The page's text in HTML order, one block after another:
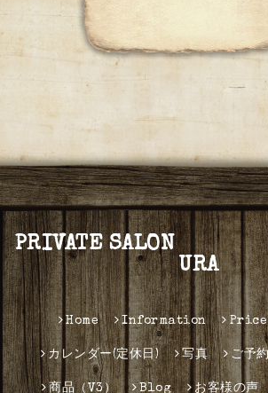
PRIVATE
URA
Home Information Price
カレンダー(定休日) 写真 ご予
商品（V3） Blog お客様の声